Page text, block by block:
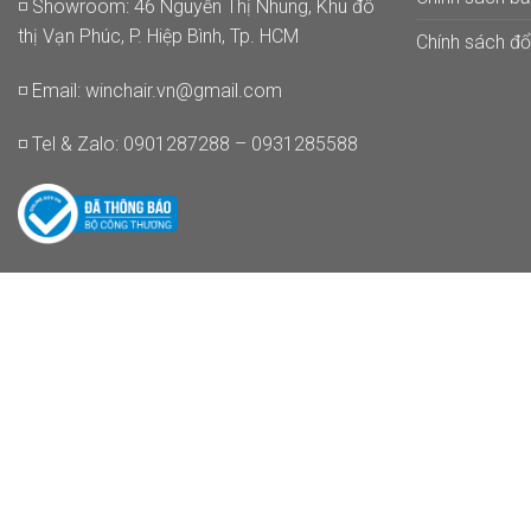
◽ Showroom: 46 Nguyễn Thị Nhung, Khu đô
thị Vạn Phúc, P. Hiệp Bình, Tp. HCM
◽ Email: winchair.vn@gmail.com
◽ Tel & Zalo: 0901287288 – 0931285588
Chính sách